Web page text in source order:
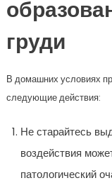
груди
В домашних условиях
следующие действия:
Не старайтесь
воздействия
патологический